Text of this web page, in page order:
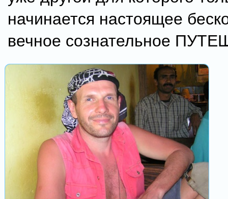
начинается настоящее
вечное сознательное